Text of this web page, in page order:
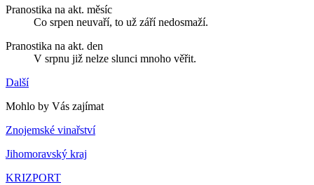
Pranostika na akt. měsíc
Co srpen neuvaří, to už září nedosmaží.
Pranostika na akt. den
V srpnu již nelze slunci mnoho věřit.
Další
Mohlo by Vás zajímat
Znojemské vinařství
Jihomoravský kraj
KRIZPORT